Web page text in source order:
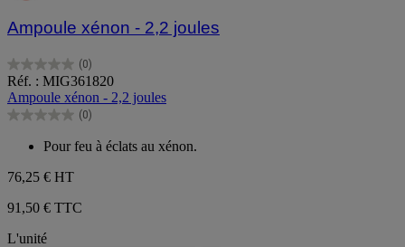
Ampoule xénon - 2,2 joules
(0)
0.0
sur
5
étoiles.
Réf. : MIG361820
Ampoule xénon - 2,2 joules
(0)
0.0
étoiles.
Pour feu à éclats au xénon.
76,25 € HT
91,50 € TTC
L'unité